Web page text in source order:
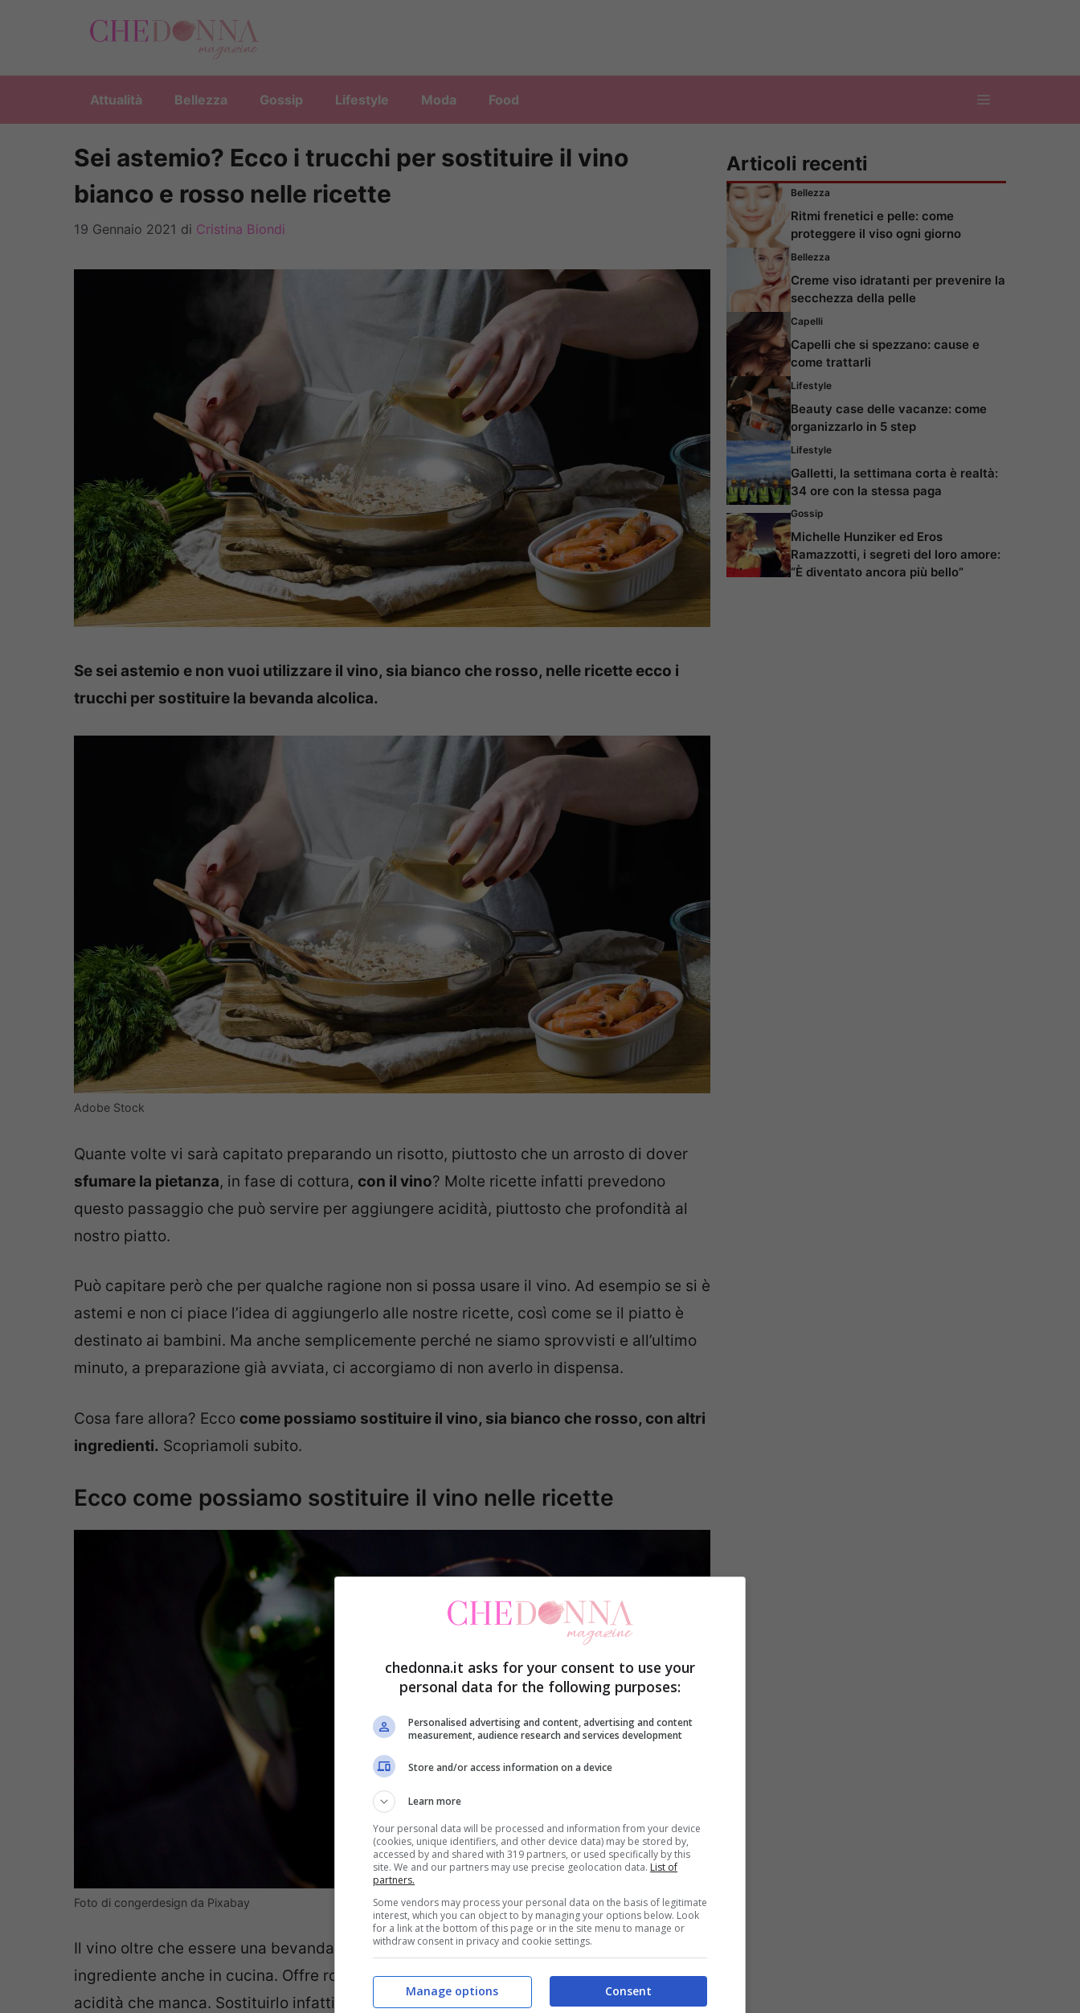
Attualità Bellezza Gossip Lifestyle Moda Food
Sei astemio? Ecco i trucchi per sostituire il vino
bianco e rosso nelle ricette
19 Gennaio 2021 di Cristina Biondi
Se sei astemio e non vuoi utilizzare il vino, sia bianco che rosso, nelle ricette ecco i
trucchi per sostituire la bevanda alcolica.
Adobe Stock
Quante volte vi sarà capitato preparando un risotto, piuttosto che un arrosto di dover
sfumare la pietanza, in fase di cottura, con il vino? Molte ricette infatti prevedono
questo passaggio che può servire per aggiungere acidità, piuttosto che profondità al
nostro piatto.
Può capitare però che per qualche ragione non si possa usare il vino. Ad esempio se si è
astemi e non ci piace l’idea di aggiungerlo alle nostre ricette, così come se il piatto è
destinato ai bambini. Ma anche semplicemente perché ne siamo sprovvisti e all’ultimo
minuto, a preparazione già avviata, ci accorgiamo di non averlo in dispensa.
Cosa fare allora? Ecco come possiamo sostituire il vino, sia bianco che rosso, con altri
ingredienti. Scopriamoli subito.
Ecco come possiamo sostituire il vino nelle ricette
Foto di congerdesign da Pixabay
Il vino oltre che essere una bevanda da consumare durante i pasti è un valido
ingrediente anche in cucina. Offre rotondità al gusto di un piatto o quella punta di
acidità che manca. Sostituirlo infatti non è semplice e inevitabilmente il sapore finale
Articoli recenti
Bellezza
Ritmi frenetici e pelle: come
proteggere il viso ogni giorno
Bellezza
Creme viso idratanti per prevenire la
secchezza della pelle
Capelli
Capelli che si spezzano: cause e
come trattarli
Lifestyle
Beauty case delle vacanze: come
organizzarlo in 5 step
Lifestyle
Galletti, la settimana corta è realtà:
34 ore con la stessa paga
Gossip
Michelle Hunziker ed Eros
Ramazzotti, i segreti del loro amore:
“È diventato ancora più bello”
chedonna.it asks for your consent to use your
personal data for the following purposes:
Personalised advertising and content, advertising and content
measurement, audience research and services development
Store and/or access information on a device
Learn more
Your personal data will be processed and information from your device
(cookies, unique identifiers, and other device data) may be stored by,
accessed by and shared with 319 partners, or used specifically by this
site. We and our partners may use precise geolocation data. List of
partners.
Some vendors may process your personal data on the basis of legitimate
interest, which you can object to by managing your options below. Look
for a link at the bottom of this page or in the site menu to manage or
withdraw consent in privacy and cookie settings.
Consent
Manage options